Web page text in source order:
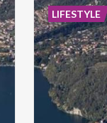
LIFESTYLE